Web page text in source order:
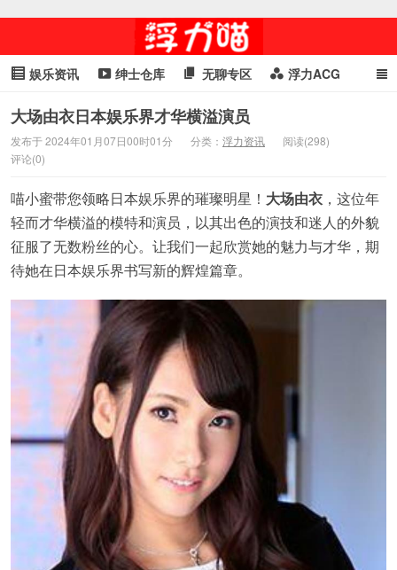
娱乐资讯 绅士仓库 无聊专区 浮力ACG
浮力GIF 明星头条 浮力资讯 头条女神
cosplay
大场由衣日本娱乐界才华横溢演员
发布于 2024年01月07日00时01分 分类： 浮力资讯
阅读(298)
评论(0)
喵小蜜带您领略日本娱乐界的璀璨明星！ 大场由衣 ，这位年
轻而才华横溢的模特和演员，以其出色的演技和迷人的外貌
征服了无数粉丝的心。让我们一起欣赏她的魅力与才华，期
待她在日本娱乐界书写新的辉煌篇章。